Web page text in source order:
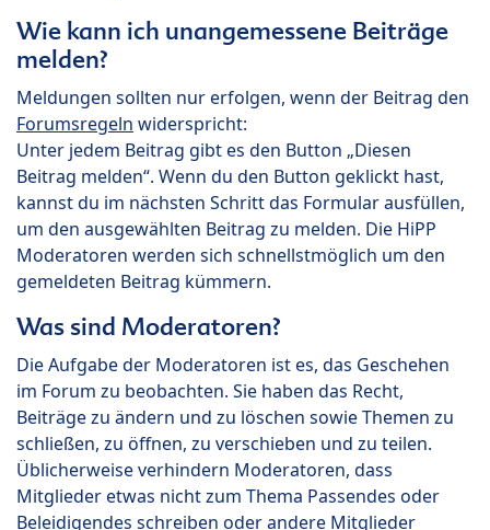
Wie kann ich unangemessene Beiträge
melden?
Meldungen sollten nur erfolgen, wenn der Beitrag den
Forumsregeln widerspricht:
Unter jedem Beitrag gibt es den Button „Diesen
Beitrag melden“. Wenn du den Button geklickt hast,
kannst du im nächsten Schritt das Formular ausfüllen,
um den ausgewählten Beitrag zu melden. Die HiPP
Moderatoren werden sich schnellstmöglich um den
gemeldeten Beitrag kümmern.
Was sind Moderatoren?
Die Aufgabe der Moderatoren ist es, das Geschehen
im Forum zu beobachten. Sie haben das Recht,
Beiträge zu ändern und zu löschen sowie Themen zu
schließen, zu öffnen, zu verschieben und zu teilen.
Üblicherweise verhindern Moderatoren, dass
Mitglieder etwas nicht zum Thema Passendes oder
Beleidigendes schreiben oder andere Mitglieder